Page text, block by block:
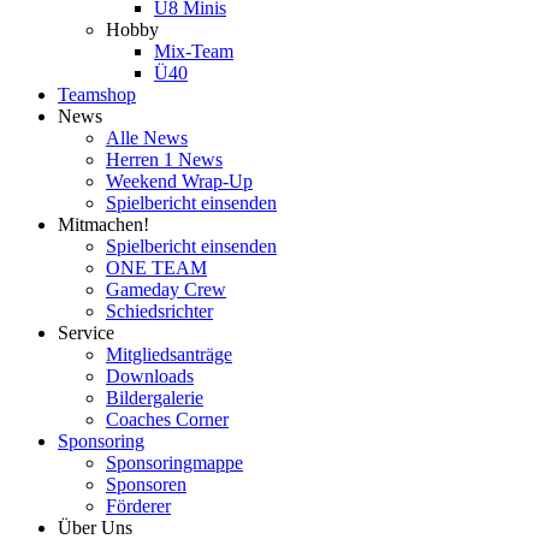
U8 Minis
Hobby
Mix-Team
Ü40
Teamshop
News
Alle News
Herren 1 News
Weekend Wrap-Up
Spielbericht einsenden
Mitmachen!
Spielbericht einsenden
ONE TEAM
Gameday Crew
Schiedsrichter
Service
Mitgliedsanträge
Downloads
Bildergalerie
Coaches Corner
Sponsoring
Sponsoringmappe
Sponsoren
Förderer
Über Uns